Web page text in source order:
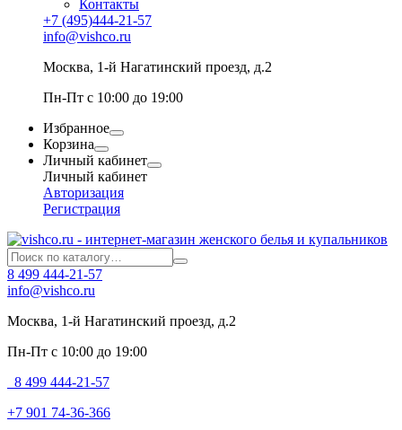
Контакты
+7 (495)444-21-57
info@vishco.ru
Москва, 1-й Нагатинский проезд, д.2
Пн-Пт с 10:00 до 19:00
Избранное
Корзина
Личный кабинет
Личный кабинет
Авторизация
Регистрация
8 499 444-21-57
info@vishco.ru
Москва, 1-й Нагатинский проезд, д.2
Пн-Пт с 10:00 до 19:00
8 499 444-21-57
+7 901 74-36-366